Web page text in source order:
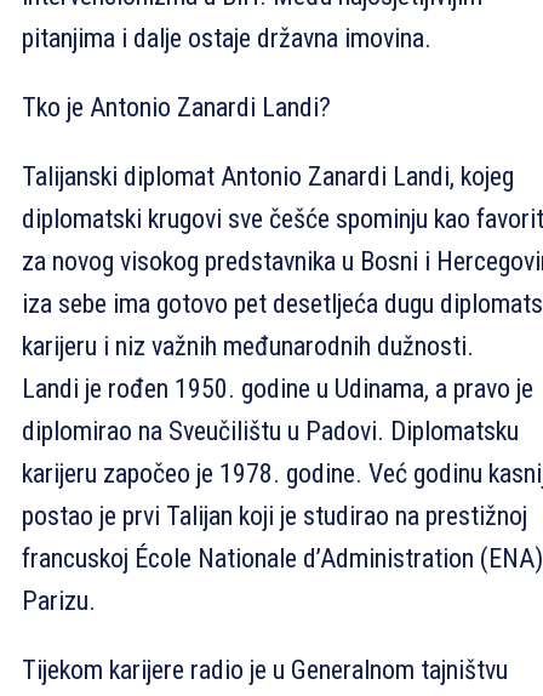
pitanjima i dalje ostaje državna imovina.
Tko je Antonio Zanardi Landi?
Talijanski diplomat Antonio Zanardi Landi, kojeg
diplomatski krugovi sve češće spominju kao
za novog visokog predstavnika u Bosni i
iza sebe ima gotovo pet desetljeća dugu
karijeru i niz važnih međunarodnih dužnosti.
Landi je rođen 1950. godine u Udinama, a pravo je
diplomirao na Sveučilištu u Padovi. Diplomatsku
karijeru započeo je 1978. godine. Već godinu
postao je prvi Talijan koji je studirao na prestižnoj
francuskoj École Nationale d’Administration
Parizu.
Tijekom karijere radio je u Generalnom tajništvu